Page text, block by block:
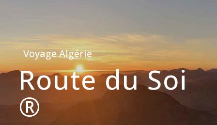
Voyage Algérie
Route du Soi
®